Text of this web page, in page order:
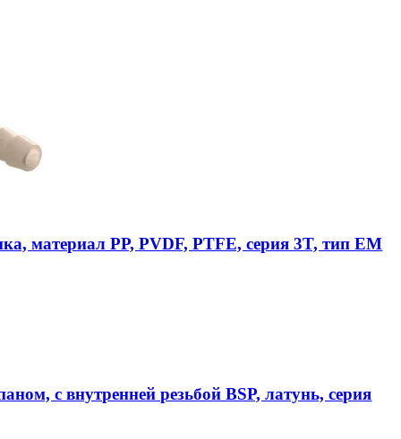
материал PP, PVDF, PTFE, серия 3T, тип EM
с внутренней резьбой BSP, латунь, серия